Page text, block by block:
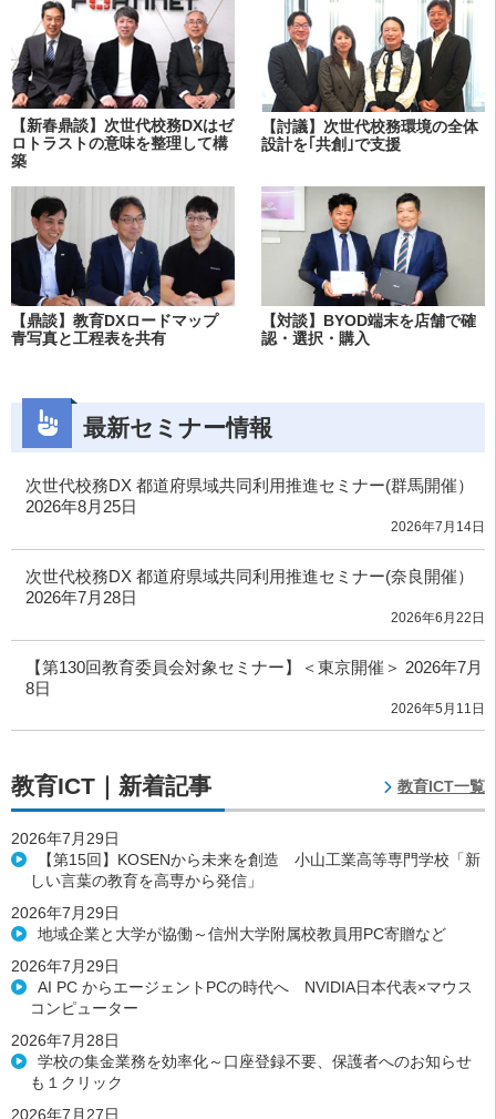
【新春鼎談】次世代校務DXはゼ
ロトラストの意味を整理して構
築
【討議】次世代校務環境の全体
設計を｢共創｣で支援
【鼎談】教育DXロードマップ
青写真と工程表を共有
【対談】BYOD端末を店舗で確
認・選択・購入
最新セミナー情報
次世代校務DX 都道府県域共同利用推進セミナー(群馬開催）
2026年8月25日
2026年7月14日
次世代校務DX 都道府県域共同利用推進セミナー(奈良開催）
2026年7月28日
2026年6月22日
【第130回教育委員会対象セミナー】＜東京開催＞ 2026年7月
8日
2026年5月11日
教育ICT｜新着記事 教育ICT一覧
2026年7月29日
【第15回】KOSENから未来を創造 小山工業高等専門学校「新
しい言葉の教育を高専から発信」
2026年7月29日
地域企業と大学が協働～信州大学附属校教員用PC寄贈など
2026年7月29日
AI PC からエージェントPCの時代へ NVIDIA日本代表×マウス
コンピューター
2026年7月28日
学校の集金業務を効率化～口座登録不要、保護者へのお知らせ
も１クリック
2026年7月27日